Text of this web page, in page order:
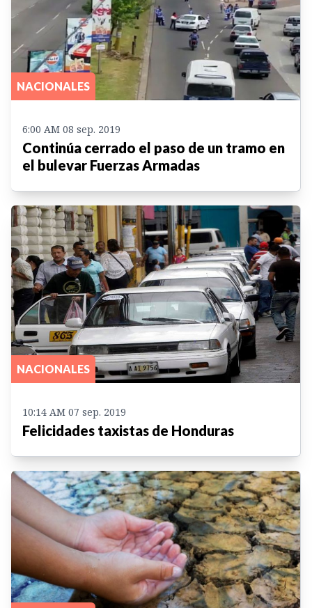
NACIONALES
6:00 AM 08 sep. 2019
Continúa cerrado el paso de un tramo en
el bulevar Fuerzas Armadas
NACIONALES
10:14 AM 07 sep. 2019
Felicidades taxistas de Honduras